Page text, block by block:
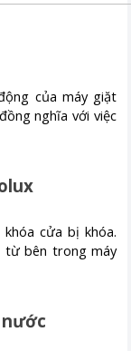
của máy giặt
nghĩa với việc
cửa bị khóa.
từ bên trong máy